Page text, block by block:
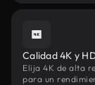
Calidad 4K y
Elija 4K de alta
para un